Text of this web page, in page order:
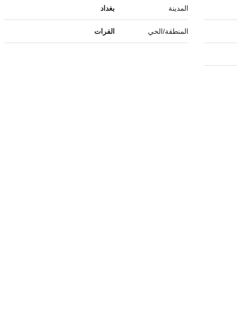
المدينة بغداد
المنطقة/الحي الفرات